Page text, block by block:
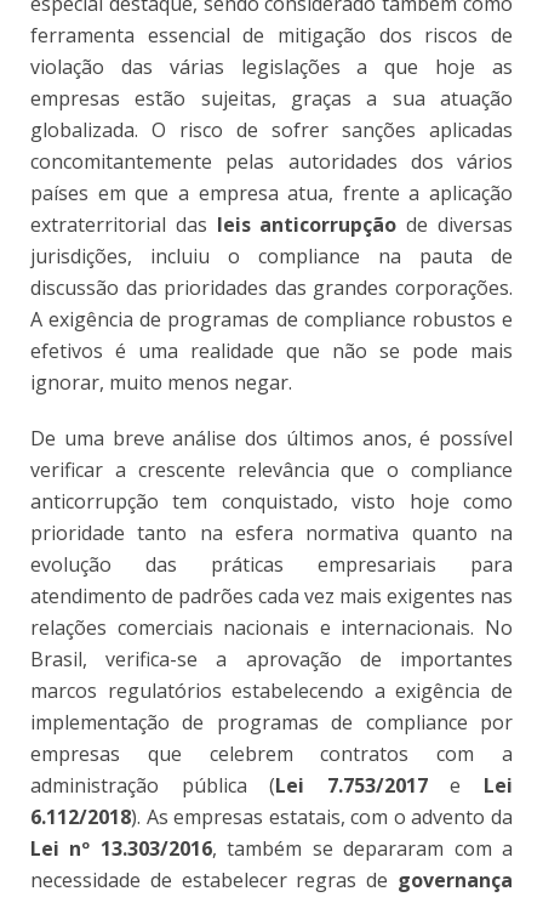
ferramenta essencial de mitigação dos riscos de
violação das várias legislações a que hoje as
empresas estão sujeitas, graças a sua atuação
globalizada. O risco de sofrer sanções aplicadas
concomitantemente pelas autoridades dos vários
países em que a empresa atua, frente a aplicação
extraterritorial das leis anticorrupção de diversas
jurisdições, incluiu o compliance na pauta de
discussão das prioridades das grandes corporações.
A exigência de programas de compliance robustos e
efetivos é uma realidade que não se pode mais
ignorar, muito menos negar.
De uma breve análise dos últimos anos, é possível
verificar a crescente relevância que o compliance
anticorrupção tem conquistado, visto hoje como
prioridade tanto na esfera normativa quanto na
evolução das práticas empresariais para
atendimento de padrões cada vez mais exigentes nas
relações comerciais nacionais e internacionais. No
Brasil, verifica-se a aprovação de importantes
marcos regulatórios estabelecendo a exigência de
implementação de programas de compliance por
empresas que celebrem contratos com a
administração pública (Lei 7.753/2017e Lei
6.112/2018). As empresas estatais, com o advento da
Lei nº 13.303/2016, também se depararam com a
necessidade de estabelecer regras de governança